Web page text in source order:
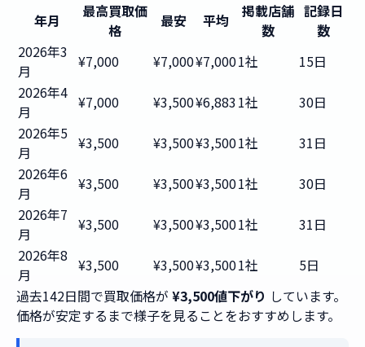
年月
最高買取価
格
最安 平均
掲載店舗
数
記録日
数
2026年3
月
¥7,000 ¥7,000¥7,0001社
15日
2026年4
月
¥7,000 ¥3,500¥6,8831社
30日
2026年5
月
¥3,500 ¥3,500¥3,5001社
31日
2026年6
月
¥3,500 ¥3,500¥3,5001社
30日
2026年7
月
¥3,500 ¥3,500¥3,5001社
31日
2026年8
月
¥3,500 ¥3,500¥3,5001社
5日
過去142日間で買取価格が ¥3,500値下がり しています。
価格が安定するまで様子を見ることをおすすめします。